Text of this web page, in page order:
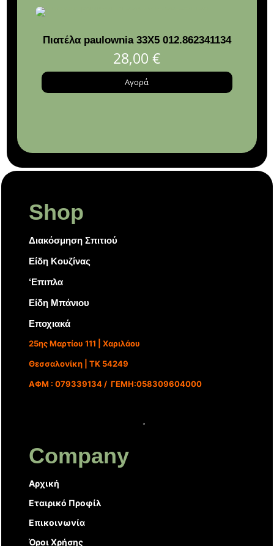
Πιατέλα paulownia 33Χ5 012.862341134
28,00 €
Αγορά
Shop
Διακόσμηση Σπιτιού
Είδη Κουζίνας
‘Επιπλα
Είδη Μπάνιου
Εποχιακά
25ης Μαρτίου 111 | Χαριλάου
Θεσσαλονίκη | ΤΚ 54249
ΑΦΜ : 079339134 / ΓΕΜΗ:058309604000
Company
Αρχική
Εταιρικό Προφίλ
Επικοινωνία
Όροι Χρήσης